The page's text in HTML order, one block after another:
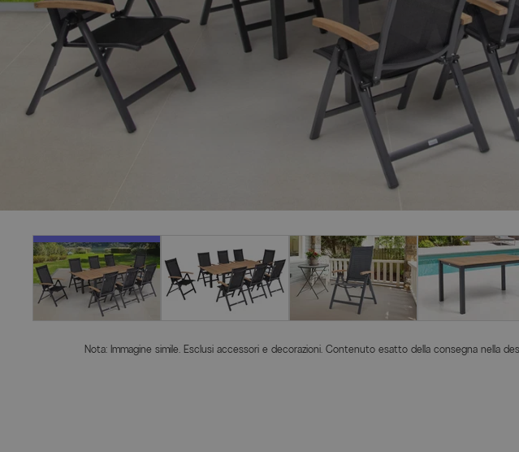
Nota: Immagine simile. Esclusi accessori e decorazioni. Contenuto esatto della consegna nella